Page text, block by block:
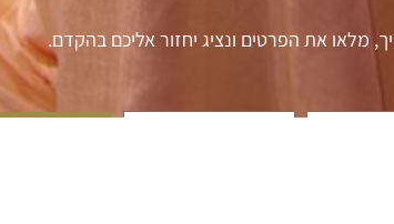
מלאו את הפרטים ונציג יחזור אליכם בהקדם.